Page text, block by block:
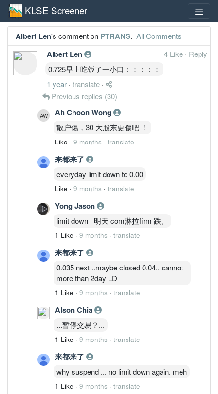
KLSE Screener
Albert Len's comment on PTRANS. All Comments
Albert Len 4 Like · Reply
0.725早上吃饭了一小口：：：：：
1 year · translate ·
Previous replies (30)
Ah Choon Wong
散户傷，30 大股东更傷吧 ！
Like · 9 months · translate
来都来了
everyday limit down to 0.00
Like · 9 months · translate
Yong Jason
limit down , 明天 com淋拉firm 跌。
1 Like · 9 months · translate
来都来了
0.035 next ..maybe closed 0.04.. cannot
more than 2day LD
1 Like · 9 months · translate
Alson Chia
...暂停交易？...
1 Like · 9 months · translate
来都来了
why suspend ... no limit down again. meh
1 Like · 9 months · translate